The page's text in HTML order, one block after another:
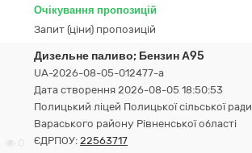
Очікування пропозицій
Запит (ціни) пропозицій
Дизельне паливо; Бензин А95
UA-2026-08-05-012477-a
Дата створення 2026-08-05 18:50:53
Полицький ліцей Полицької сільської ради
Вараського району Рівненської області
ЄДРПОУ: 22563717